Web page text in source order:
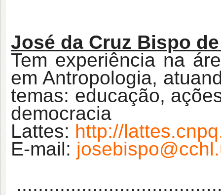
José da Cruz Bispo
Tem experiência na
em Antropologia,
temas: educação,
democracia
Lattes: http://
E-mail: